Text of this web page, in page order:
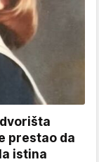
prestao da
istina